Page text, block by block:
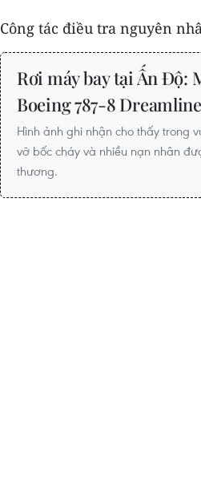
Công tác điều tra nguyên
Rơi máy bay tại Ấn Độ:
Boeing 787-8
Hình ảnh ghi nhận cho thấy trong
vỡ bốc cháy và nhiều nạn nhân
thương.